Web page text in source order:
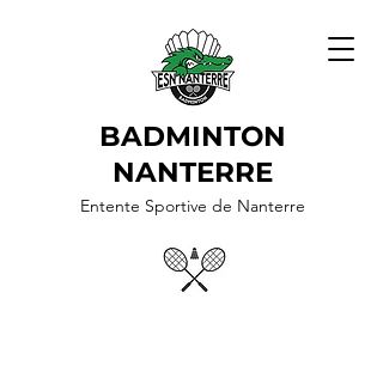
BADMINTON
NANTERRE
Entente Sportive de Nanterre